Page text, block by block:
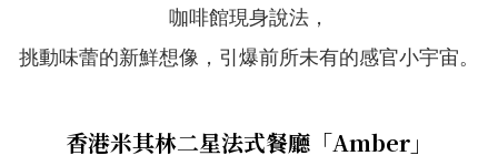
咖啡館現身說法，
挑動味蕾的新鮮想像，引爆前所未有的感官小宇宙。
香港米其林二星法式餐廳「Amber」